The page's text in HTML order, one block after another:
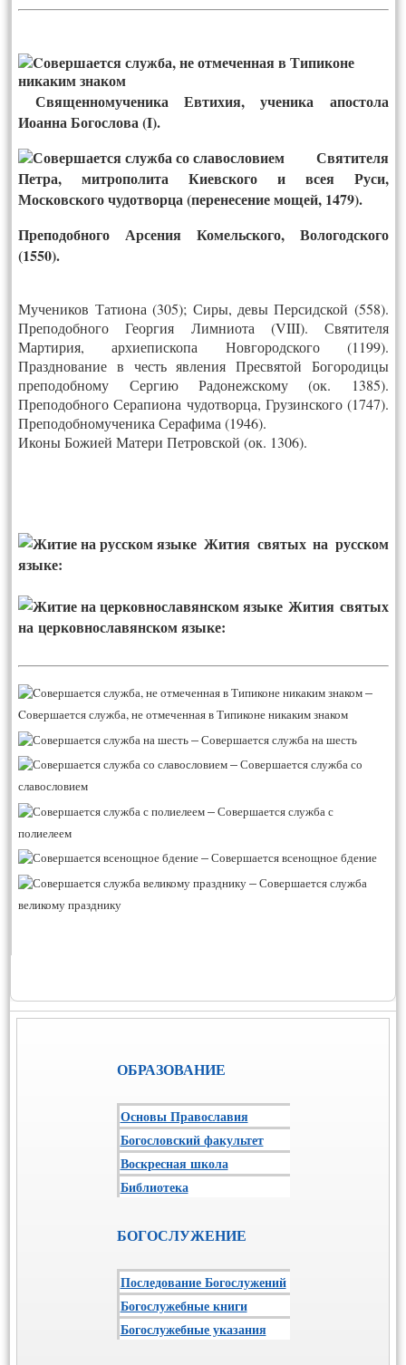
Священномученика Евтихия, ученика апостола
Иоанна Богослова (I).
Святителя
Петра, митрополита Киевского и всея Руси,
Московского чудотворца (перенесение мощей, 1479).
Преподобного Арсения Комельского, Вологодского
(1550).
Мучеников Татиона (305); Сиры, девы Персидской (558).
Преподобного Георгия Лимниота (VIII). Святителя
Мартирия, архиепископа Новгородского (1199).
Празднование в честь явления Пресвятой Богородицы
преподобному Сергию Радонежскому (ок. 1385).
Преподобного Серапиона чудотворца, Грузинского (1747).
Преподобномученика Серафима (1946).
Иконы Божией Матери Петровской (ок. 1306).
Жития святых на русском
языке:
Жития святых
на церковнославянском языке:
–
Cовершается служба, не отмеченная в Типиконе никаким знаком
–Совершается служба на шесть
–Совершается служба со
славословием
–Совершается служба с
полиелеем
–Совершается всенощное бдение
–Совершается служба
великому празднику
ОБРАЗОВАНИЕ
Основы Православия
Богословский факультет
Воскресная школа
Библиотека
БОГОСЛУЖЕНИЕ
Последование Богослужений
Богослужебные книги
Богослужебные указания